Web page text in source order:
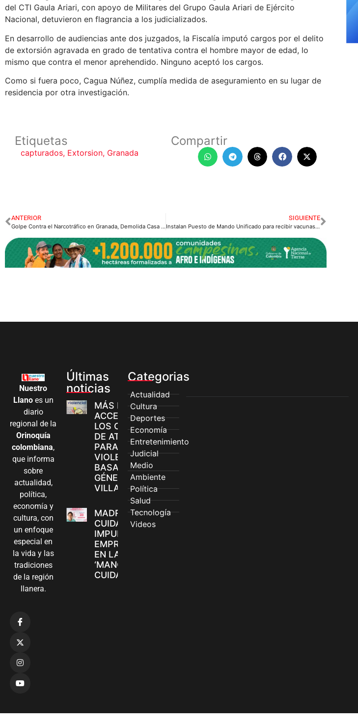
del CTI Gaula Ariari, con apoyo de Militares del Grupo Gaula Ariari de Ejército
Nacional, detuvieron en flagrancia a los judicializados.
En desarrollo de audiencias ante dos juzgados, la Fiscalía imputó cargos por el delito
de extorsión agravada en grado de tentativa contra el hombre mayor de edad, lo
mismo que contra el menor aprehendido. Ninguno aceptó los cargos.
Como si fuera poco, Cagua Núñez, cumplía medida de aseguramiento en su lugar de
residencia por otra investigación.
Etiquetas
capturados, Extorsion, Granada
Compartir
ANTERIOR
Golpe Contra el Narcotráfico en Granada, Demolida Casa de Consumo de Drogas.
SIGUIENTE
Instalan Puesto de Mando Unificado para recibir vacunas en el departamento del Meta.
Nuestro
Llanoes un
diario
regional de la
Orinoquía
colombiana,
que informa
sobre
actualidad,
política,
economía y
cultura, con
un enfoque
especial en
la vida y las
tradiciones
de la región
llanera.
Últimas
noticias
MÁS MUJERES
ACCEDEN A
LOS CANALES
DE ATENCIÓN
PARA
VIOLENCIAS
BASADAS EN
GÉNERO EN
VILLAVICENCIO
MADRES
CUIDADORAS
IMPULSAN SUS
EMPRENDIMIENTOS
EN LA FERIA
‘MANOS QUE
CUIDAN Y CREAN’
Categorias
Actualidad
Cultura
Deportes
Economía
Entretenimiento
Judicial
Medio
Ambiente
Política
Salud
Tecnología
Videos